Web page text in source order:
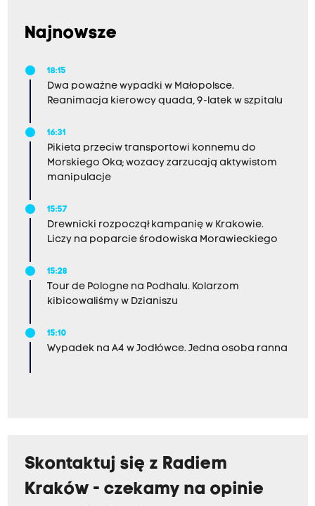
Najnowsze
18:15
Dwa poważne wypadki w Małopolsce.
Reanimacja kierowcy quada, 9-latek w szpitalu
16:31
Pikieta przeciw transportowi konnemu do
Morskiego Oka; wozacy zarzucają aktywistom
manipulacje
15:57
Drewnicki rozpoczął kampanię w Krakowie.
Liczy na poparcie środowiska Morawieckiego
15:28
Tour de Pologne na Podhalu. Kolarzom
kibicowaliśmy w Dzianiszu
15:10
Wypadek na A4 w Jodłówce. Jedna osoba ranna
Skontaktuj się z Radiem
Kraków - czekamy na opinie